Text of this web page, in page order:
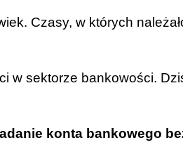
Czasy, w których
sektorze bankowości.
konta bankowego